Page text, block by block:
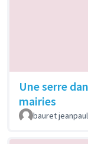
Une serre
mairies
bauret jeanpaul